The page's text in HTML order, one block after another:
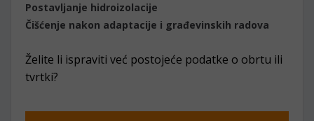
Postavljanje hidroizolacije
Čišćenje nakon adaptacije i građevinskih radova
Želite li ispraviti već postojeće podatke o obrtu ili
tvrtki?